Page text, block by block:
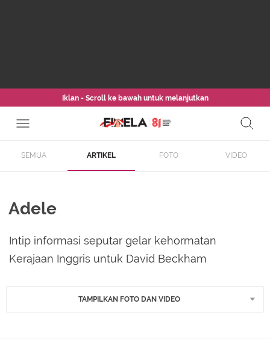
Iklan - Scroll ke bawah untuk melanjutkan
SEMUA ARTIKEL FOTO VIDEO
Adele
Intip informasi seputar gelar kehormatan
Kerajaan Inggris untuk David Beckham
TAMPILKAN FOTO DAN VIDEO